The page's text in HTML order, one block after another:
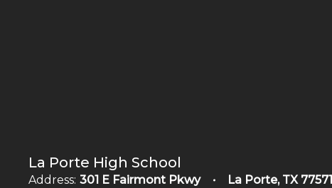
La Porte High School
Address: 301 E Fairmont Pkwy
La Porte, TX 77571